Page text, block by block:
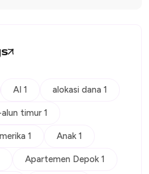
AI 1 alokasi dana 1
timur 1
1 Anak 1
Apartemen Depok 1